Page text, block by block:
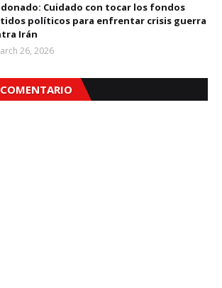
Cuidado con tocar los fondos
políticos para enfrentar crisis guerra
Irán
26, 2026